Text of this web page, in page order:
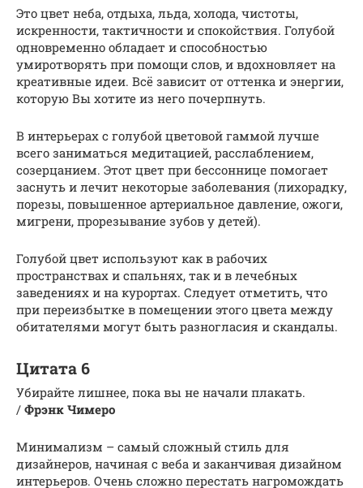
Это цвет неба, отдыха, льда, холода, чистоты,
искренности, тактичности и спокойствия. Голубой
одновременно обладает и способностью
умиротворять при помощи слов, и вдохновляет на
креативные идеи. Всё зависит от оттенка и энергии,
которую Вы хотите из него почерпнуть.
В интерьерах с голубой цветовой гаммой лучше
всего заниматься медитацией, расслаблением,
созерцанием. Этот цвет при бессоннице помогает
заснуть и лечит некоторые заболевания (лихорадку,
порезы, повышенное артериальное давление, ожоги,
мигрени, прорезывание зубов у детей).
Голубой цвет используют как в рабочих
пространствах и спальнях, так и в лечебных
заведениях и на курортах. Следует отметить, что
при переизбытке в помещении этого цвета между
обитателями могут быть разногласия и скандалы.
Цитата 6
Убирайте лишнее, пока вы не начали плакать.
/ Фрэнк Чимеро
Минимализм – самый сложный стиль для
дизайнеров, начиная с веба и заканчивая дизайном
интерьеров. Очень сложно перестать нагромождать